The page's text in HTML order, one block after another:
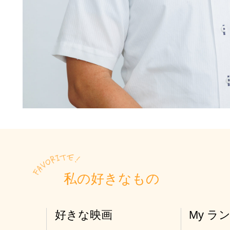
私の好きなもの
好きな映画 My ラ